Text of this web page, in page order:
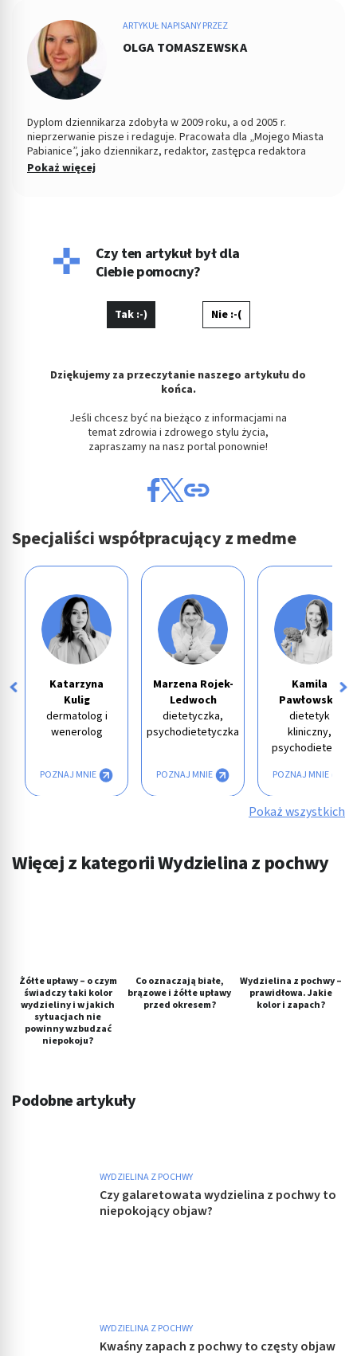
ARTYKUŁ NAPISANY PRZEZ
OLGA TOMASZEWSKA
Dyplom dziennikarza zdobyła w 2009 roku, a od 2005 r.
nieprzerwanie pisze i redaguje. Pracowała dla „Mojego Miasta
Pabianice”, jako dziennikarz, redaktor, zastępca redaktora
naczelnego i PR-owiec, współpracowała z „Nowym Życiem
Pokaż więcej
Czy ten artykuł był dla
Ciebie pomocny?
Tak :-) Nie :-(
Dziękujemy za przeczytanie naszego artykułu do
końca.
Jeśli chcesz być na bieżąco z informacjami na
temat zdrowia i zdrowego stylu życia,
zapraszamy na nasz portal ponownie!
Specjaliści współpracujący z medme
Katarzyna
Kulig
dermatolog i
wenerolog
POZNAJ MNIE
Marzena Rojek-
Ledwoch
dietetyczka,
psychodietetyczka
POZNAJ MNIE
Kamila
Pawłowska
dietetyk
kliniczny,
psychodietetyk
POZNAJ MNIE
Pokaż wszystkich
Więcej z kategorii Wydzielina z pochwy
Żółte upławy – o czym
świadczy taki kolor
wydzieliny i w jakich
sytuacjach nie
powinny wzbudzać
niepokoju?
Co oznaczają białe,
brązowe i żółte upławy
przed okresem?
Wydzielina z pochwy –
prawidłowa. Jakie
kolor i zapach?
Podobne artykuły
WYDZIELINA Z POCHWY
Czy galaretowata wydzielina z pochwy to
niepokojący objaw?
WYDZIELINA Z POCHWY
Kwaśny zapach z pochwy to częsty objaw